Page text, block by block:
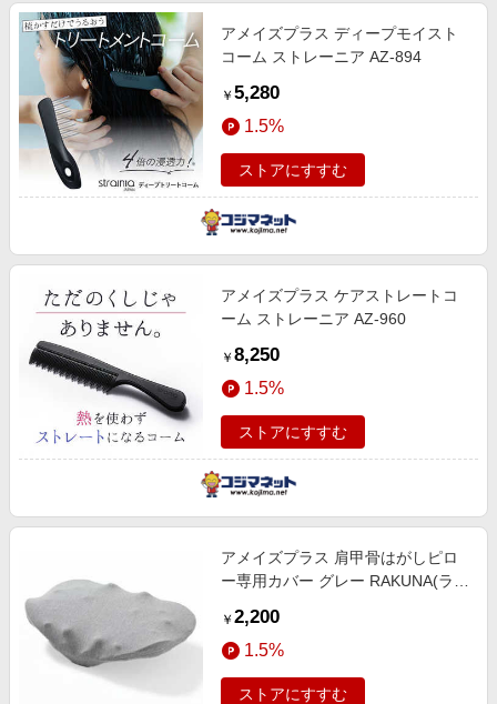
アメイズプラス ディープモイスト
コーム ストレーニア AZ-894
￥ 5,280
1.5%
ストアにすすむ
アメイズプラス ケアストレートコ
ーム ストレーニア AZ-960
￥ 8,250
1.5%
ストアにすすむ
アメイズプラス 肩甲骨はがしピロ
ー専用カバー グレー RAKUNA(ラク
￥ 2,200
1.5%
ストアにすすむ